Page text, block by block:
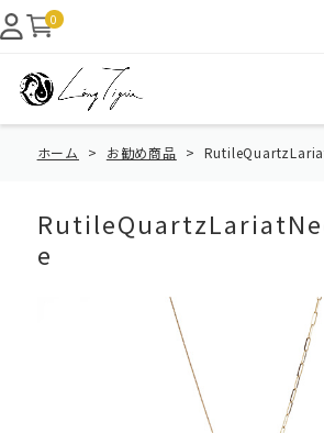
0
ホーム お勧め商品
e